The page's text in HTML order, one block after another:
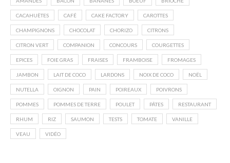
CACAHUÈTES CAFÉ CAKE FACTORY CAROTTES
CHAMPIGNONS CHOCOLAT CHORIZO CITRONS
CITRON VERT COMPANION CONCOURS COURGETTES
EPICES FOIE GRAS FRAISES FRAMBOISE FROMAGES
JAMBON LAIT DE COCO LARDONS NOIX DE COCO NOËL
NUTELLA OIGNON PAIN POIREAUX POIVRONS
POMMES POMMES DE TERRE POULET PÂTES RESTAURANT
RHUM RIZ SAUMON TESTS TOMATE VANILLE
VEAU VIDÉO